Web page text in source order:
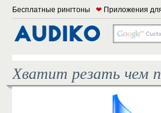
Бесплатные рингтоны ❤ Приложения
Хватит резать чем